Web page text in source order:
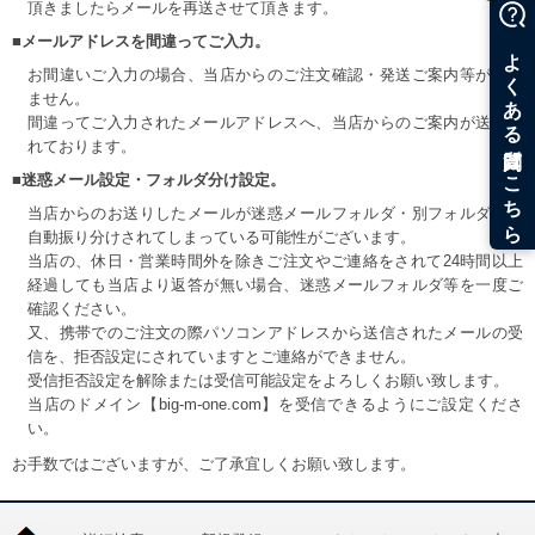
頂きましたらメールを再送させて頂きます。
■メールアドレスを間違ってご入力。
お間違いご入力の場合、当店からのご注文確認・発送ご案内等が届き
ません。
間違ってご入力されたメールアドレスへ、当店からのご案内が送信さ
れております。
■迷惑メール設定・フォルダ分け設定。
当店からのお送りしたメールが迷惑メールフォルダ・別フォルダ等へ
自動振り分けされてしまっている可能性がございます。
当店の、休日・営業時間外を除きご注文やご連絡をされて24時間以上
経過しても当店より返答が無い場合、迷惑メールフォルダ等を一度ご
確認ください。
又、携帯でのご注文の際パソコンアドレスから送信されたメールの受
信を、拒否設定にされていますとご連絡ができません。
受信拒否設定を解除または受信可能設定をよろしくお願い致します。
当店のドメイン【big-m-one.com】を受信できるようにご設定くださ
い。
お手数ではございますが、ご了承宜しくお願い致します。